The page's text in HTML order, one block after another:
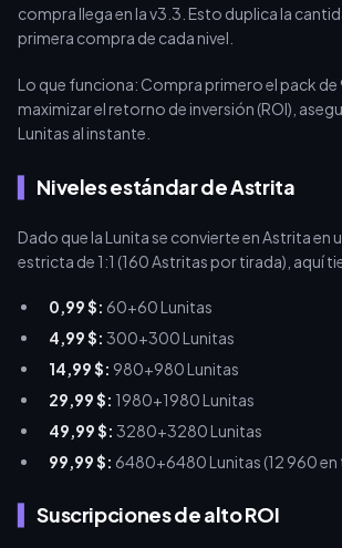
compra llega en la v3.3. Esto duplica la
primera compra de cada nivel.
Lo que funciona: Compra primero el pack de
maximizar el retorno de inversión (ROI),
Lunitas al instante.
Niveles estándar de Astrita
Dado que la Lunita se convierte en Astrita en
estricta de 1:1 (160 Astritas por tirada), aquí
0,99 $: 60+60 Lunitas
4,99 $: 300+300 Lunitas
14,99 $: 980+980 Lunitas
29,99 $: 1980+1980 Lunitas
49,99 $: 3280+3280 Lunitas
99,99 $: 6480+6480 Lunitas (12 960 en
Suscripciones de alto ROI